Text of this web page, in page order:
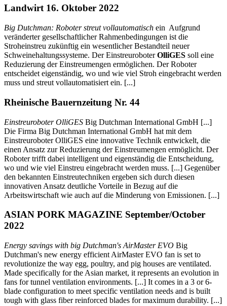
Landwirt 16. Oktober 2022
Big Dutchman: Roboter streut vollautomatisch ein Aufgrund
veränderter gesellschaftlicher Rahmenbedingungen ist die
Stroheinstreu zukünftig ein wesentlicher Bestandteil neuer
Schweinehaltungssysteme. Der EinstreuroboterOlliGES soll eine
Reduzierung der Einstreumengen ermöglichen. Der Roboter
entscheidet eigenständig, wo und wie viel Stroh eingebracht werden
muss und streut vollautomatisiert ein. [...]
Rheinische Bauernzeitung Nr. 44
Einstreuroboter OlliGES Big Dutchman International GmbH [...]
Die Firma Big Dutchman International GmbH hat mit dem
Einstreuroboter OlliGES eine innovative Technik entwickelt, die
einen Ansatz zur Reduzierung der Einstreumengen ermöglicht. Der
Roboter trifft dabei intelligent und eigenständig die Entscheidung,
wo und wie viel Einstreu eingebracht werden muss. [...] Gegenüber
den bekannten Einstreutechniken ergeben sich durch diesen
innovativen Ansatz deutliche Vorteile in Bezug auf die
Arbeitswirtschaft wie auch auf die Minderung von Emissionen. [...]
ASIAN PORK MAGAZINE September/October
2022
Energy savings with big Dutchman's AirMaster EVO Big
Dutchman's new energy efficient AirMaster EVO fan is set to
revolutionize the way egg, poultry, and pig houses are ventilated.
Made specifically for the Asian market, it represents an evolution in
fans for tunnel ventilation environments. [...] It comes in a 3 or 6-
blade configuration to meet specific ventilation needs and is built
tough with glass fiber reinforced blades for maximum durability. [...]